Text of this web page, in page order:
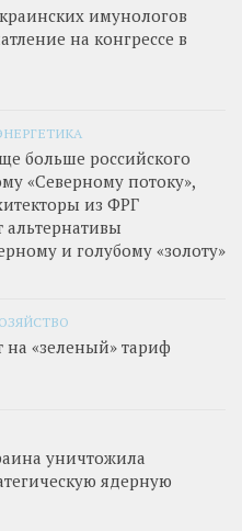
имунологов
на конгрессе в
больше российского
«Северному потоку»,
из ФРГ
и голубому «золоту»
на «зеленый» тариф
уничтожила
ядерную